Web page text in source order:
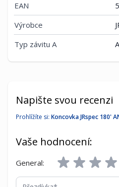
EAN
Výrobce
Typ závitu A
Napište svou recenzi
Prohlížíte si: Koncovka JRspec 180'
Vaše hodnocení:
General:
Přezdívka